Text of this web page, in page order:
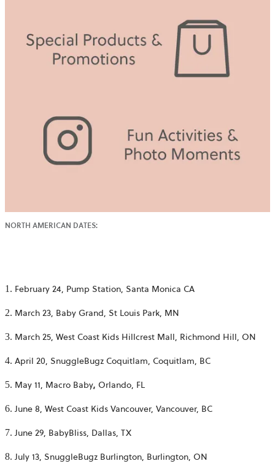
NORTH AMERICAN DATES:
February 24, Pump Station, Santa Monica CA
March 23, Baby Grand, St Louis Park, MN
March 25, West Coast Kids Hillcrest Mall, Richmond Hill, ON
April 20, SnuggleBugz Coquitlam, Coquitlam, BC
May 11, Macro Baby, Orlando, FL
June 8, West Coast Kids Vancouver, Vancouver, BC
June 29, BabyBliss, Dallas, TX
July 13, SnuggleBugz Burlington, Burlington, ON